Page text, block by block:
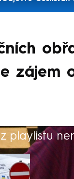
zájem
playlistu